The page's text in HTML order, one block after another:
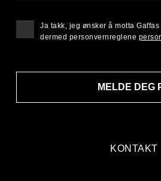
KONTAKT
MELDE DEG
Ja takk, jeg ønsker å motta
dermed personvernreglene